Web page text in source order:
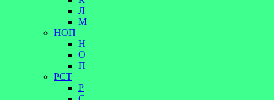
Л
М
НОП
Н
О
П
РСТ
Р